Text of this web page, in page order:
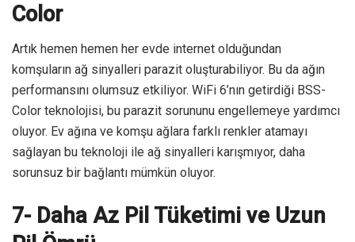
Color
Artık hemen hemen her evde internet olduğundan
komşuların ağ sinyalleri parazit oluşturabiliyor. Bu da ağın
performansını olumsuz etkiliyor. WiFi 6’nın getirdiği BSS-
Color teknolojisi, bu parazit sorununu engellemeye yardımcı
oluyor. Ev ağına ve komşu ağlara farklı renkler atamayı
sağlayan bu teknoloji ile ağ sinyalleri karışmıyor, daha
sorunsuz bir bağlantı mümkün oluyor.
7- Daha Az Pil Tüketimi ve Uzun